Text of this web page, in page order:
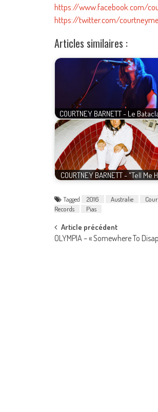
https://www.facebook.com/
https://twitter.com/
Articles similaires :
COURTNEY BARNETT - Le
COURTNEY BARNETT - "Tell Me
Tagged 2016 Australie
Records
Pias
Post
Article précédent
OLYMPIA – « Somewhere To